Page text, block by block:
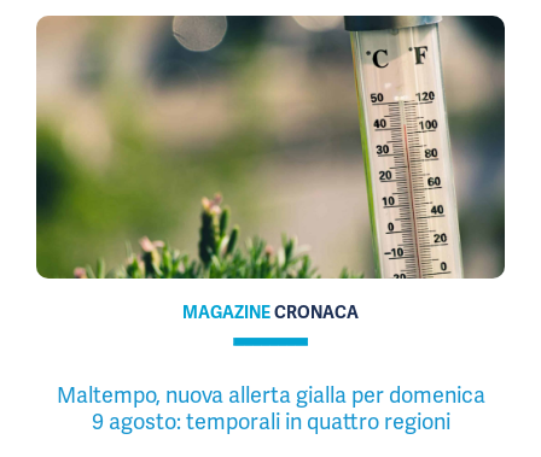
MAGAZINECRONACA
Maltempo, nuova allerta gialla per domenica
9 agosto: temporali in quattro regioni